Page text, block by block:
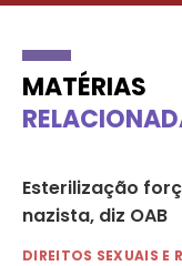
MATÉRIAS
Esterilização
nazista, diz OAB
DIREITOS SEXUAIS E